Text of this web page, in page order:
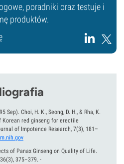
poradniki oraz testuje i
produktów.
Sep). Choi, H. K., Seong, D. H., & Rha, K.
Korean red ginseng for erectile
of Impotence Research, 7(3), 181–
of Panax Ginseng on Quality of Life.
375–379. -